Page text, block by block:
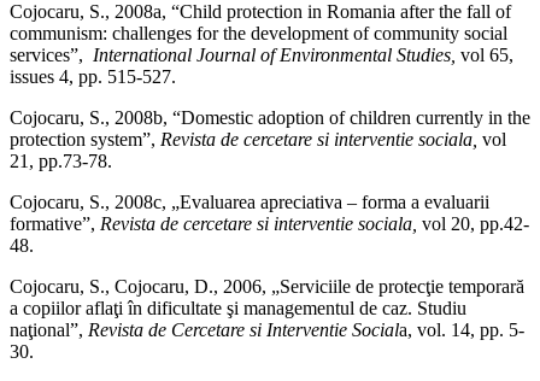
Cojocaru, S., 2008a, “Child protection in Romania after the fall of
communism: challenges for the development of community social
services”, International Journal of Environmental Studies, vol 65,
issues 4, pp. 515-527.
Cojocaru, S., 2008b, “Domestic adoption of children currently in the
protection system”, Revista de cercetare si interventie sociala, vol
21, pp.73-78.
Cojocaru, S., 2008c, „Evaluarea apreciativa – forma a evaluarii
formative”, Revista de cercetare si interventie sociala, vol 20, pp.42-
48.
Cojocaru, S., Cojocaru, D., 2006, „Serviciile de protecţie temporară
a copiilor aflaţi în dificultate şi managementul de caz. Studiu
naţional”, Revista de Cercetare si Interventie Sociala, vol. 14, pp. 5-
30.